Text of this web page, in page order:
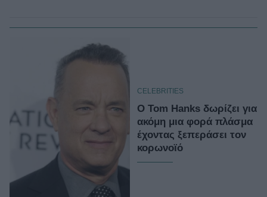
CELEBRITIES
Ο Tom Hanks δωρίζει για
ακόμη μια φορά πλάσμα
έχοντας ξεπεράσει τον
κορωνοϊό